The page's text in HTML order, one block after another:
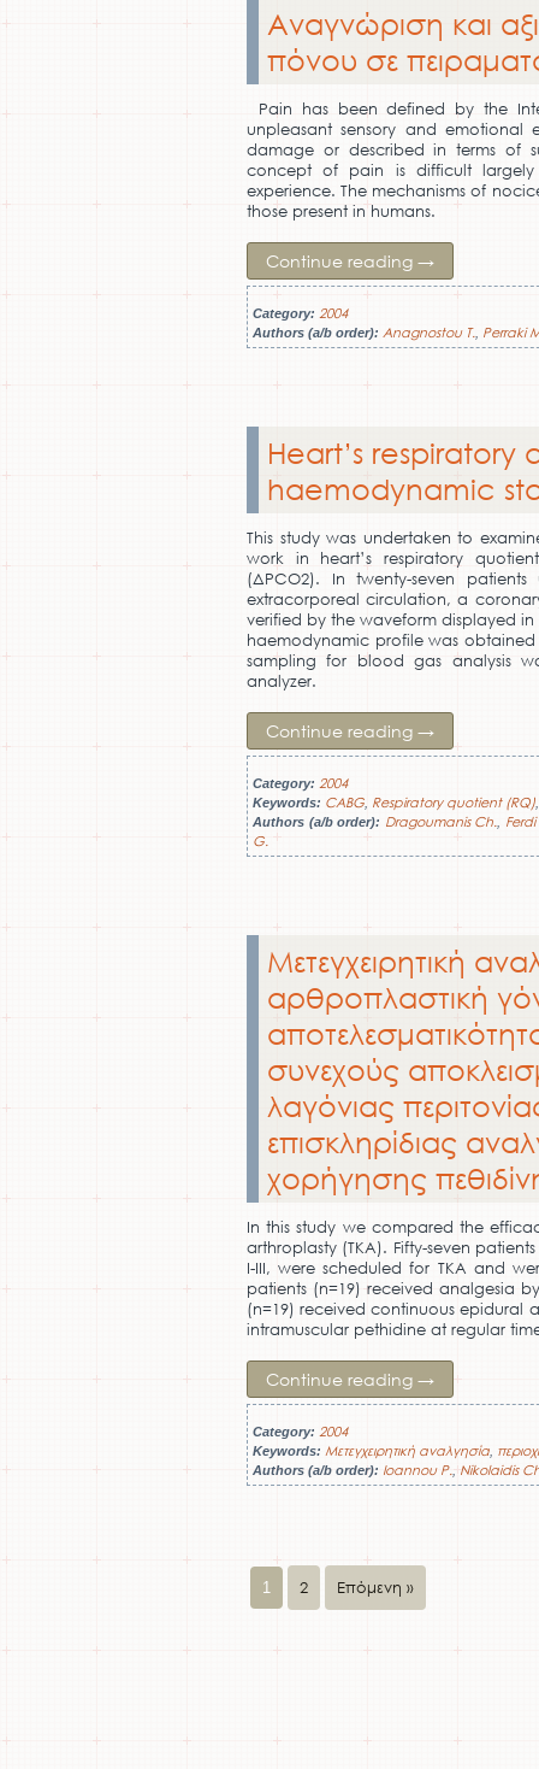
Αναγνώριση και
πόνου σε
Pain has been defined by the
unpleasant sensory and emotional
damage or described in terms of
concept of pain is difficult
experience. The mechanisms of
those present in humans.
Continue reading →
Category: 2004
Authors (a/b order): Anagnostou T. Perraki
Heart’s
haemodynamic
This study was undertaken to
work in heart’s respiratory
(ΔPCO2). In twenty-seven
extracorporeal circulation, a
verified by the waveform displayed
haemodynamic profile was
sampling for blood gas analysis
analyzer.
Continue reading →
Category: 2004
Keywords: CABG Respiratory quotient (RQ)
Authors (a/b order): Dragoumanis Ch. Ferdi
G.
Μετεγχειρητική
αρθροπλαστική
συνεχούς
λαγόνιας
επισκληρίδιας
χορήγησης
In this study we compared the
arthroplasty (TKA). Fifty-seven
I-III, were scheduled for TKA and
patients (n=19) received analgesia
(n=19) received continuous epidural
intramuscular pethidine at regular
Continue reading →
Category: 2004
Keywords: Μετεγχειρητική αναλγησία
Authors (a/b order): Ioannou P.,Nikolaidis
1 2 Επόμενη »